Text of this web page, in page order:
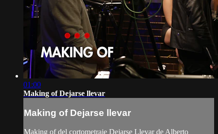
01:00
Making of Dejarse llevar
Making of Dejarse llevar
Making of del cortometraje Dejarse Llevar de Alberto